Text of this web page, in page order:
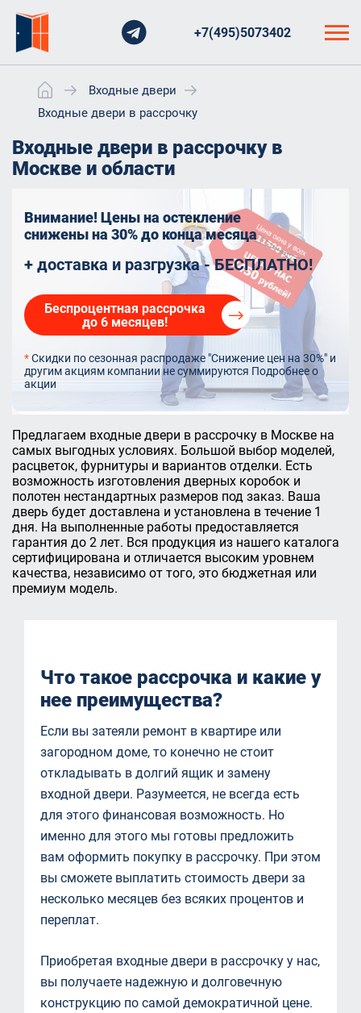
+7(495)5073402
Входные двери
Входные двери в рассрочку
Входные двери в рассрочку в
Москве и области
Внимание! Цены на остекление
снижены на 30%до конца месяца
+ доставка и разгрузка - БЕСПЛАТНО!
Беспроцентная рассрочка
до 6 месяцев!
*Скидки по сезонная распродаже "Снижение цен на 30%" и
другим акциям компании не суммируются Подробнее о
акции
Предлагаем входные двери в рассрочку в Москве на
самых выгодных условиях. Большой выбор моделей,
расцветок, фурнитуры и вариантов отделки. Есть
возможность изготовления дверных коробок и
полотен нестандартных размеров под заказ. Ваша
дверь будет доставлена и установлена в течение 1
дня. На выполненные работы предоставляется
гарантия до 2 лет. Вся продукция из нашего каталога
сертифицирована и отличается высоким уровнем
качества, независимо от того, это бюджетная или
премиум модель.
Что такое рассрочка и какие у
нее преимущества?
Если вы затеяли ремонт в квартире или
загородном доме, то конечно не стоит
откладывать в долгий ящик и замену
входной двери. Разумеется, не всегда есть
для этого финансовая возможность. Но
именно для этого мы готовы предложить
вам оформить покупку в рассрочку. При этом
вы сможете выплатить стоимость двери за
несколько месяцев без всяких процентов и
переплат.
Приобретая входные двери в рассрочку у нас,
вы получаете надежную и долговечную
конструкцию по самой демократичной цене.